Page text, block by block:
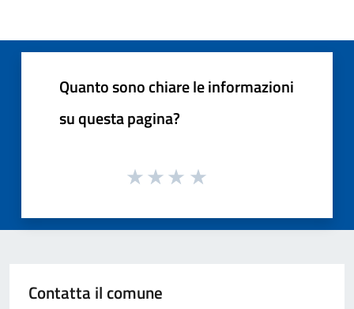
Quanto sono chiare le informazioni
su questa pagina?
Contatta il comune